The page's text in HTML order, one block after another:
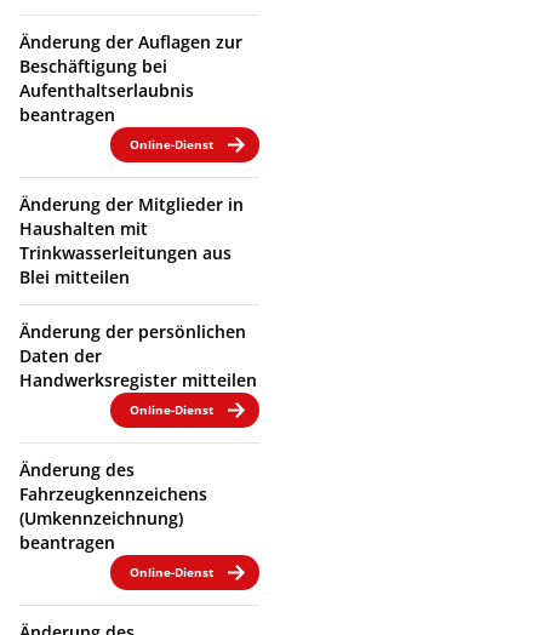
Änderung der Auflagen zur
Beschäftigung bei
Aufenthaltserlaubnis
beantragen
Online-Dienst
Änderung der Mitglieder in
Haushalten mit
Trinkwasserleitungen aus
Blei mitteilen
Änderung der persönlichen
Daten der
Handwerksregister mitteilen
Online-Dienst
Änderung des
Fahrzeugkennzeichens
(Umkennzeichnung)
beantragen
Online-Dienst